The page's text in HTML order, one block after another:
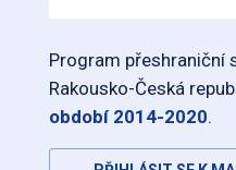
Program přeshraniční
Rakousko-Česká
období 2014-2020.